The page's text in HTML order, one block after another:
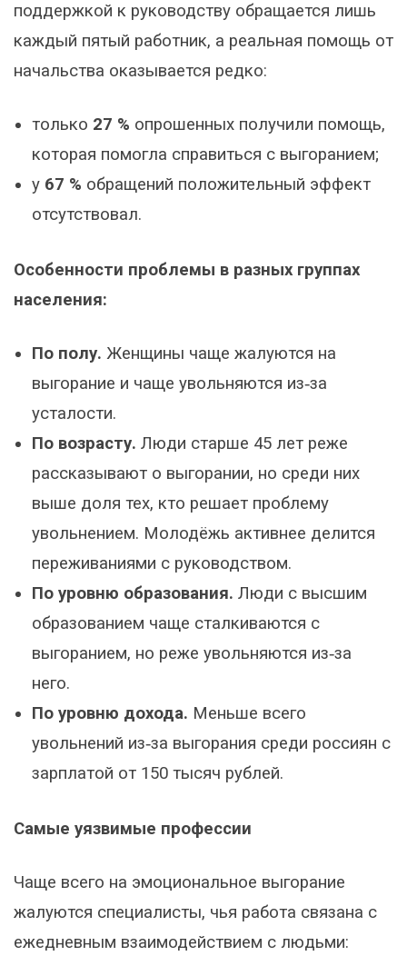
поддержкой к руководству обращается лишь
каждый пятый работник, а реальная помощь от
начальства оказывается редко:
только 27 % опрошенных получили помощь,
которая помогла справиться с выгоранием;
у 67 % обращений положительный эффект
отсутствовал.
Особенности проблемы в разных группах
населения:
По полу. Женщины чаще жалуются на
выгорание и чаще увольняются из‑за
усталости.
По возрасту. Люди старше 45 лет реже
рассказывают о выгорании, но среди них
выше доля тех, кто решает проблему
увольнением. Молодёжь активнее делится
переживаниями с руководством.
По уровню образования. Люди с высшим
образованием чаще сталкиваются с
выгоранием, но реже увольняются из‑за
него.
По уровню дохода. Меньше всего
увольнений из‑за выгорания среди россиян с
зарплатой от 150 тысяч рублей.
Самые уязвимые профессии
Чаще всего на эмоциональное выгорание
жалуются специалисты, чья работа связана с
ежедневным взаимодействием с людьми: